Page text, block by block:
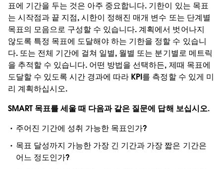
표에 기간을 두는 것은 아주 중요합니다. 기한이 있는 목표
는 시작점과 끝 지점, 시한이 정해진 매개 변수 또는 단계별
목표의 모음으로 구성할 수 있습니다. 계획에서 벗어나지
않도록 특정 목표에 도달해야 하는 기한을 정할 수 있습니
다. 또는 전체 기간에 걸쳐 일별, 월별 또는 분기별로 메트릭
을 추적할 수 있습니다. 어떤 방법을 선택하든, 제때 목표에
도달할 수 있도록 시간 경과에 따라 KPI를 측정할 수 있게 미
리 계획하십시오.
SMART 목표를 세울 때 다음과 같은 질문에 답해 보십시오.
주어진 기간에 성취 가능한 목표인가?
목표 달성까지 가능한 가장 긴 기간과 가장 짧은 기간은
어느 정도인가?